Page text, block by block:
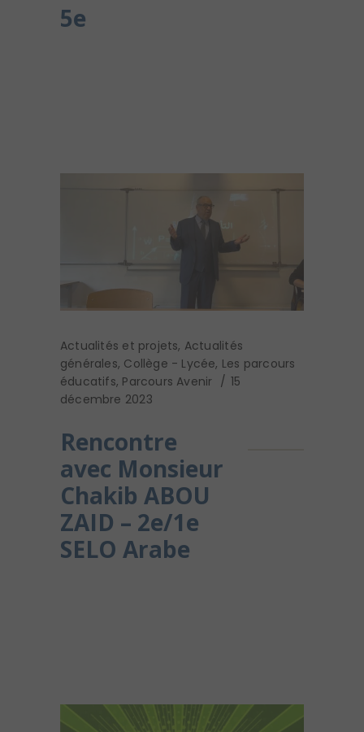
5e
Actualités et projets, Actualités
générales, Collège - Lycée, Les parcours
éducatifs, Parcours Avenir
15
décembre 2023
Rencontre
avec Monsieur
Chakib ABOU
ZAID – 2e/1e
SELO Arabe